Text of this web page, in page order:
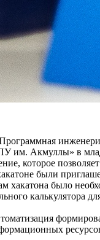
им. Акмуллы» в
которое
были
хакатона было